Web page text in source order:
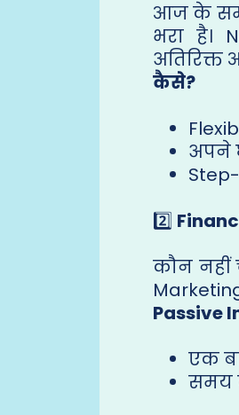
आज के
भरा है।
अतिरिक्त
कैसे?
अपने
2️⃣
कौन नहीं
Passive
एक
समय